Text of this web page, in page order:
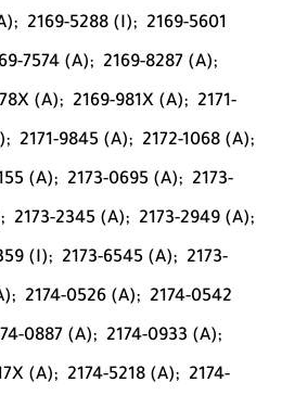
2169-5288 (I); 2169-5601
7574 (A); 2169-8287 (A);
(A); 2169-981X (A); 2171-
2171-9845 (A); 2172-1068 (A);
(A); 2173-0695 (A); 2173-
2173-2345 (A); 2173-2949 (A);
(I); 2173-6545 (A); 2173-
2174-0526 (A); 2174-0542
0887 (A); 2174-0933 (A);
(A); 2174-5218 (A); 2174-